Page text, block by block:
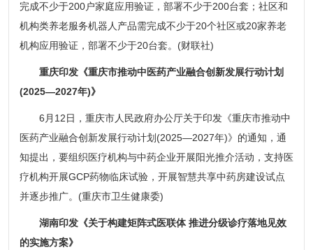
完成不少于200户家庭应用验证，部署不少于200台套；社区和
机构类养老服务机器人产品需完成不少于20个社区或20家养老
机构应用验证，部署不少于20台套。(财联社)
重庆印发《重庆市推动中医药产业融合创新发展行动计划
(2025—2027年)》
6月12日，重庆市人民政府办公厅关于印发《重庆市推动中
医药产业融合创新发展行动计划(2025—2027年)》的通知，通
知提出，要组织医疗机构与中药企业开展阳光推介活动，支持医
疗机构开展GCP药物临床试验，开展智慧共享中药房建设试点
并逐步推广。(重庆市卫生健康委)
湖南印发《关于构建矩阵式医联体 推进分级诊疗落地见效
的实施方案》